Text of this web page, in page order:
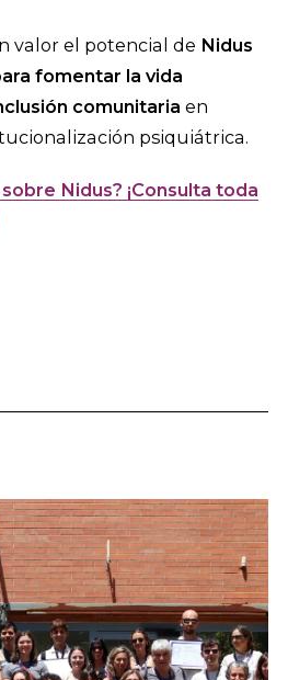
valor el potencial de Nidus
fomentar la vida
comunitaria en
psiquiátrica.
Nidus? ¡Consulta toda